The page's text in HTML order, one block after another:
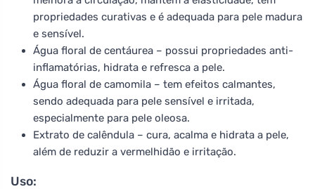
propriedades curativas e é adequada para pele madura
e sensível.
Água floral de centáurea – possui propriedades anti-
inflamatórias, hidrata e refresca a pele.
Água floral de camomila – tem efeitos calmantes,
sendo adequada para pele sensível e irritada,
especialmente para pele oleosa.
Extrato de calêndula – cura, acalma e hidrata a pele,
além de reduzir a vermelhidão e irritação.
Uso: